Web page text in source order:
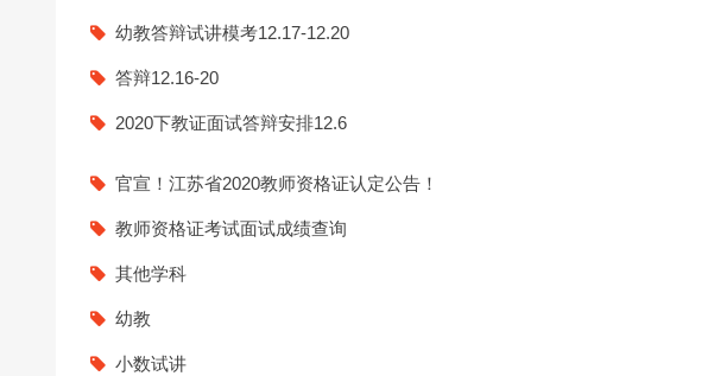
幼教答辩试讲模考12.17-12.20
答辩12.16-20
2020下教证面试答辩安排12.6
官宣！江苏省2020教师资格证认定公告！
教师资格证考试面试成绩查询
其他学科
幼教
小数试讲